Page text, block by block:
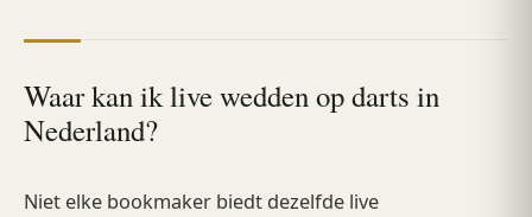
Waar kan ik live wedden op darts in
Nederland?
Niet elke bookmaker biedt dezelfde live